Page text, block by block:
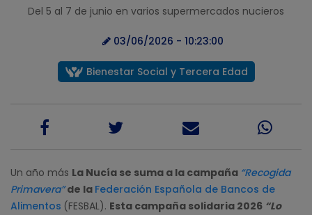
Del 5 al 7 de junio en varios supermercados nucieros
03/06/2026 - 10:23:00
Bienestar Social y Tercera Edad
Un año más La Nucía se suma a la campaña “Recogida
Primavera”de la Federación Española de Bancos de
Alimentos (FESBAL). Esta campaña solidaria 2026 “Lo